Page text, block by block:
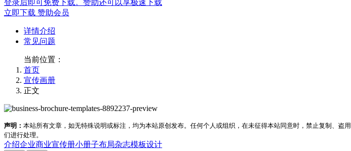
登录后即可免费下载。赞助还可以享极速下载
立即下载 赞助会员
详情介绍
常见问题
当前位置：
首页
宣传画册
正文
声明： 本站所有文章，如无特殊说明或标注，均为本站原创发布。任何个人或组织，在未征得本站同意时，禁止复制、
们进行处理。
介绍企业商业宣传册小册子布局杂志模板设计